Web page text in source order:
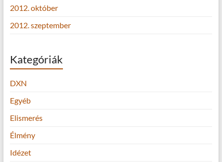
2012. október
2012. szeptember
Kategóriák
DXN
Egyéb
Elismerés
Élmény
Idézet